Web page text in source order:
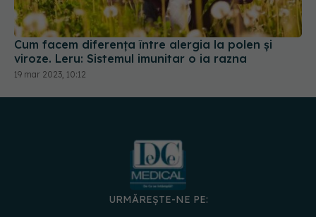
Cum facem diferența între alergia la polen și
viroze. Leru: Sistemul imunitar o ia razna
19 mar 2023, 10:12
URMĂREȘTE-NE PE: